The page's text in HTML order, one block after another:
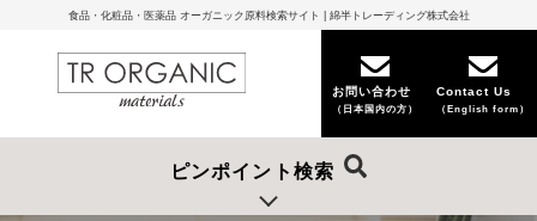
食品・化粧品・医薬品 オーガニック原料検索サイト | 綿半トレーディング株式会社
お問い合わせ
（日本国内の方）
Contact Us
（English form）
ピンポイント検索